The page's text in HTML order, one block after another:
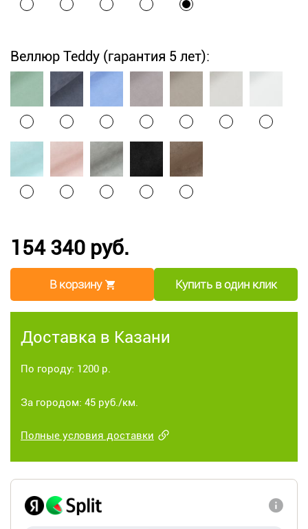
Веллюр Teddy (гарантия 5 лет):
154 340 руб.
В корзину Купить в один клик
Доставка в Казани
По городу: 1200 р.
За городом: 45 руб./км.
Полные условия доставки